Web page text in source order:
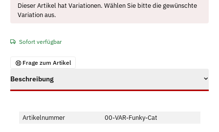
x
Dieser Artikel hat Variationen. Wählen Sie bitte die gewünschte
Variation aus.
Sofort verfügbar
Frage zum Artikel
Beschreibung
Artikelnummer 00-VAR-Funky-Cat